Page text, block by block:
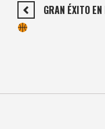
GRAN ÉXITO